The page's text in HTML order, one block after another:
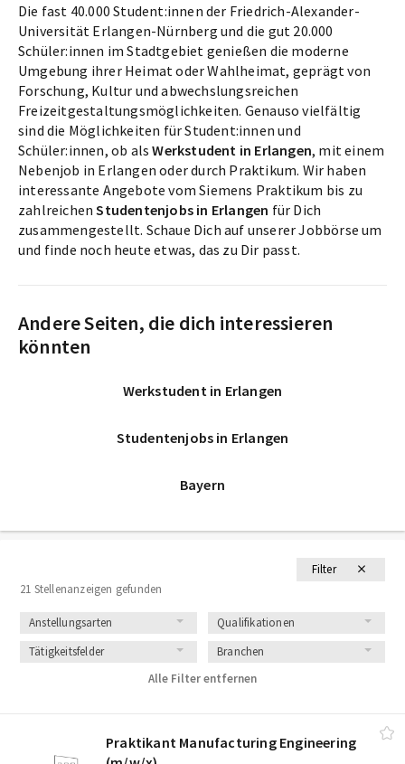
Filter
21 Stellenanzeigen gefunden
Anstellungsarten
Qualifikationen
Tätigkeitsfelder
Branchen
Alle Filter entfernen
Praktikant Manufacturing Engineering
Die fast 40.000 Student:innen der Friedrich-Alexander-
Universität Erlangen-Nürnberg und die gut 20.000
Schüler:innen im Stadtgebiet genießen die moderne
Umgebung ihrer Heimat oder Wahlheimat, geprägt von
Forschung, Kultur und abwechslungsreichen
Freizeitgestaltungsmöglichkeiten. Genauso vielfältig
sind die Möglichkeiten für Student:innen und
Schüler:innen, ob alsWerkstudent in Erlangen, mit einem
Nebenjob in Erlangen oder durch Praktikum. Wir haben
interessante Angebote vom Siemens Praktikum bis zu
zahlreichenStudentenjobs in Erlangen für Dich
zusammengestellt. Schaue Dich auf unserer Jobbörse um
und finde noch heute etwas, das zu Dir passt.
Andere Seiten, die dich interessieren
könnten
Werkstudent in Erlangen
Studentenjobs in Erlangen
Bayern